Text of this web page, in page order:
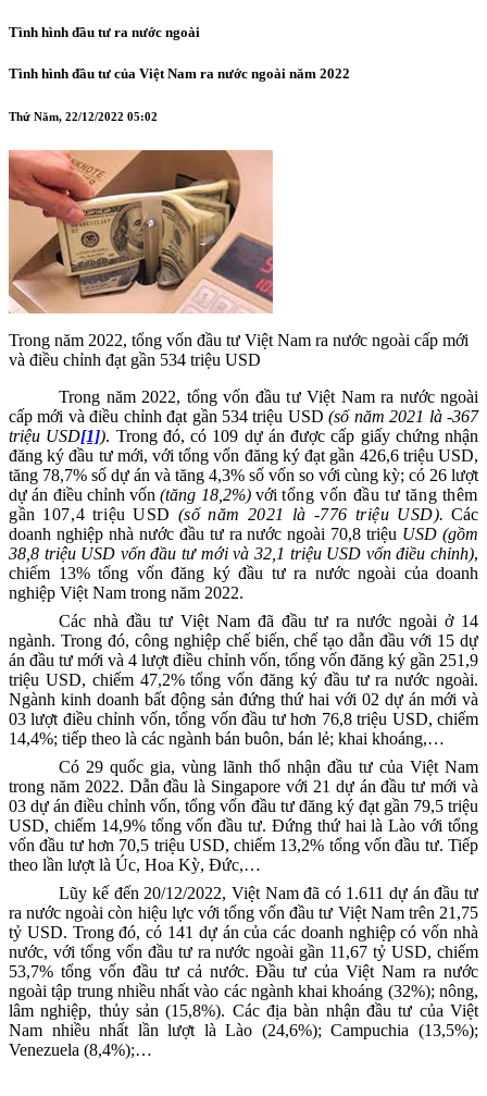
Tình hình đầu tư ra nước ngoài
Tình hình đầu tư của Việt Nam ra nước ngoài năm 2022
Thứ Năm, 22/12/2022 05:02
Trong năm 2022, tổng vốn đầu tư Việt Nam ra nước ngoài cấp mới
và điều chỉnh đạt gần 534 triệu USD
Trong năm 2022, tổng vốn đầu tư Việt Nam ra nước ngoài
cấp mới vàđiều chỉnhđạt gần 534triệu USD (số năm 2021 là -367
triệu USD[1]). Trong đó, có 109 dự án được cấp giấy chứng nhận
đăng ký đầu tư mới, với tổng vốn đăng ký đạt gần 426,6 triệu USD,
tăng 78,7% số dự án và tăng 4,3% số vốn so với cùng kỳ; có 26 lượt
dự án điều chỉnh vốn(tăng 18,2%) vớitổng vốn đầu tư tăng thêm
gần 107,4 triệu USD (số năm 2021 là -776 triệu USD). Các
doanh nghiệp nhà nước đầu tư ra nước ngoài 70,8 triệu USD (gồm
38,8 triệu USD vốn đầu tư mới và 32,1 triệu USD vốn điều chỉnh),
chiếm 13% tổng vốn đăng ký đầu tư ra nước ngoài của doanh
nghiệp Việt Nam trong năm 2022.
Các nhà đầu tư Việt Nam đã đầu tư ra nước ngoài ở 14
ngành. Trong đó, công nghiệp chế biến, chế tạo dẫn đầuvới 15 dự
án đầu tư mới và 4 lượt điều chỉnh vốn, tổng vốn đăng ký gần 251,9
triệu USD, chiếm 47,2% tổng vốnđăng ký đầu tư ra nước ngoài.
Ngành kinh doanh bất động sản đứng thứ hai với 02 dự án mới và
03 lượt điều chỉnh vốn, tổng vốn đầu tư hơn 76,8 triệu USD, chiếm
14,4%; tiếp theo là các ngành bán buôn, bán lẻ; khai khoáng,…
Có 29 quốc gia, vùng lãnh thổ nhận đầu tư của Việt Nam
trong năm 2022. Dẫn đầu là Singapore với 21 dự án đầu tư mới và
03 dự án điều chỉnh vốn, tổng vốn đầu tư đăng ký đạt gần 79,5triệu
USD, chiếm 14,9% tổng vốn đầu tư. Đứng thứ hai là Lào với tổng
vốn đầu tư hơn 70,5 triệu USD, chiếm 13,2% tổng vốn đầu tư. Tiếp
theo lần lượt là Úc, Hoa Kỳ, Đức,…
Lũy kế đến 20/12/2022, Việt Nam đã có 1.611 dự án đầu tư
ra nước ngoài còn hiệu lực với tổng vốn đầu tư Việt Nam trên 21,75
tỷ USD. Trong đó, có 141 dự án của các doanh nghiệp có vốn nhà
nước, với tổng vốn đầu tư ra nước ngoài gần 11,67 tỷ USD, chiếm
53,7% tổng vốn đầu tư cả nước. Đầu tư của Việt Nam ra nước
ngoài tập trung nhiều nhất vào các ngành khai khoáng (32%); nông,
lâm nghiệp, thủy sản (15,8%). Các địa bàn nhận đầu tư của Việt
Nam nhiều nhất lần lượt là Lào (24,6%); Campuchia (13,5%);
Venezuela (8,4%);…